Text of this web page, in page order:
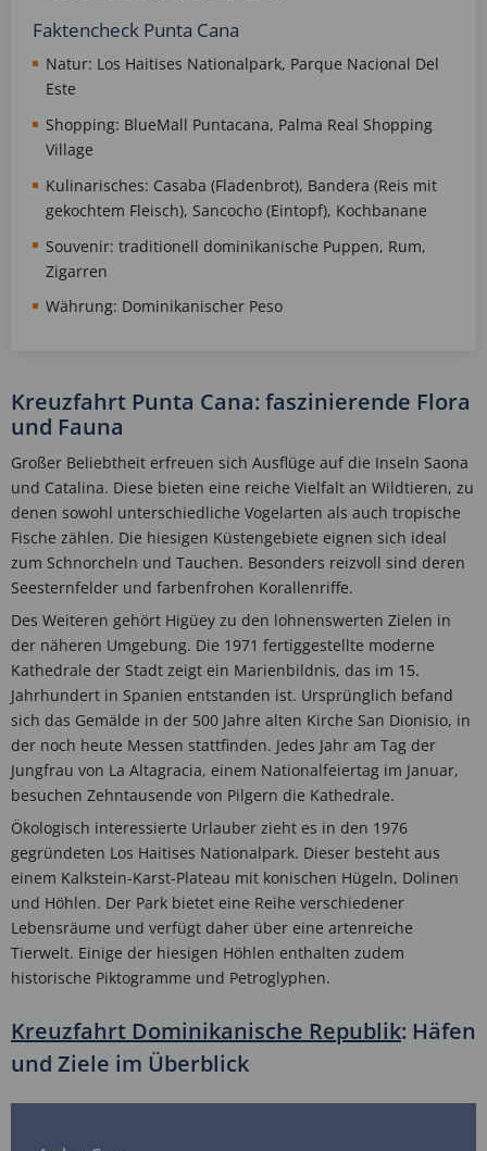
Faktencheck Punta Cana
Natur: Los Haitises Nationalpark, Parque Nacional Del
Este
Shopping: BlueMall Puntacana, Palma Real Shopping
Village
Kulinarisches: Casaba (Fladenbrot), Bandera (Reis mit
gekochtem Fleisch), Sancocho (Eintopf), Kochbanane
Souvenir: traditionell dominikanische Puppen, Rum,
Zigarren
Währung: Dominikanischer Peso
Kreuzfahrt Punta Cana: faszinierende Flora
und Fauna
Großer Beliebtheit erfreuen sich Ausflüge auf die Inseln Saona
und Catalina. Diese bieten eine reiche Vielfalt an Wildtieren, zu
denen sowohl unterschiedliche Vogelarten als auch tropische
Fische zählen. Die hiesigen Küstengebiete eignen sich ideal
zum Schnorcheln und Tauchen. Besonders reizvoll sind deren
Seesternfelder und farbenfrohen Korallenriffe.
Des Weiteren gehört Higüey zu den lohnenswerten Zielen in
der näheren Umgebung. Die 1971 fertiggestellte moderne
Kathedrale der Stadt zeigt ein Marienbildnis, das im 15.
Jahrhundert in Spanien entstanden ist. Ursprünglich befand
sich das Gemälde in der 500 Jahre alten Kirche San Dionisio, in
der noch heute Messen stattfinden. Jedes Jahr am Tag der
Jungfrau von La Altagracia, einem Nationalfeiertag im Januar,
besuchen Zehntausende von Pilgern die Kathedrale.
Ökologisch interessierte Urlauber zieht es in den 1976
gegründeten Los Haitises Nationalpark. Dieser besteht aus
einem Kalkstein-Karst-Plateau mit konischen Hügeln, Dolinen
und Höhlen. Der Park bietet eine Reihe verschiedener
Lebensräume und verfügt daher über eine artenreiche
Tierwelt. Einige der hiesigen Höhlen enthalten zudem
historische Piktogramme und Petroglyphen.
Kreuzfahrt Dominikanische Republik: Häfen
und Ziele im Überblick